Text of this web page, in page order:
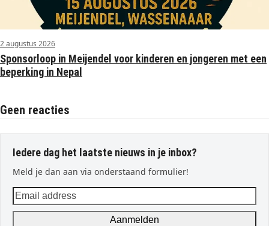
2 augustus 2026
Sponsorloop in Meijendel voor kinderen en jongeren met een
beperking in Nepal
Geen reacties
Iedere dag het laatste nieuws in je inbox?
Meld je dan aan via onderstaand formulier!
Email
address
Aanmelden